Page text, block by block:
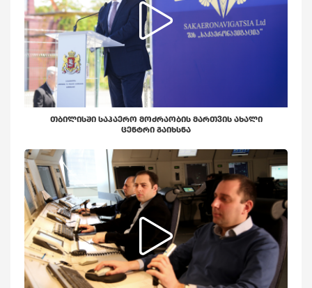
ᲗᲑᲘᲚᲘᲡᲨᲘ ᲡᲐᲰᲐᲔᲠᲝ ᲛᲝᲫᲠᲐᲝᲑᲘᲡ ᲛᲐᲠᲗᲕᲘᲡ ᲐᲮᲐᲚᲘ
ᲪᲔᲜᲢᲠᲘ ᲒᲐᲘᲮᲡᲜᲐ